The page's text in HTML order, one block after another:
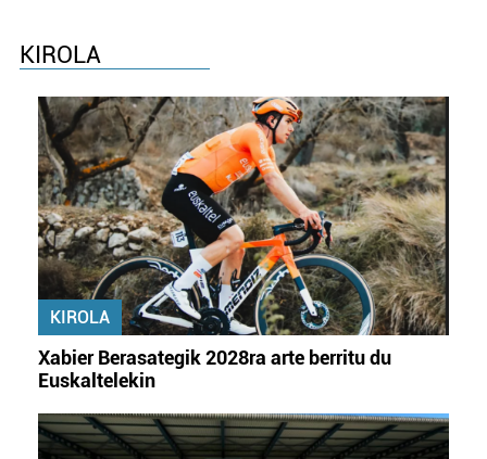
KIROLA
KIROLA
Xabier Berasategik 2028ra arte berritu du
Euskaltelekin